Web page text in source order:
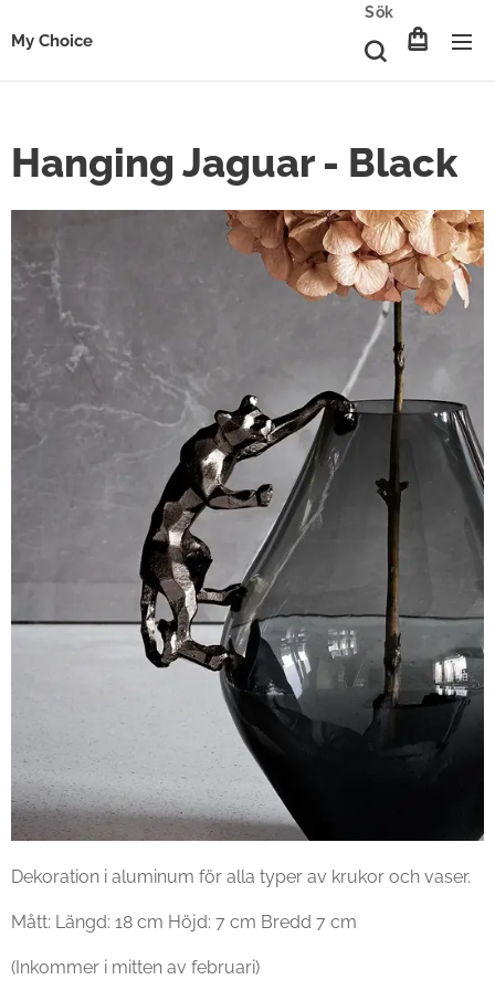
My Choice
Sök
Hanging Jaguar - Black
Dekoration i aluminum för alla typer av krukor och vaser.
Mått: Längd: 18 cm Höjd: 7 cm Bredd 7 cm
(Inkommer i mitten av februari)